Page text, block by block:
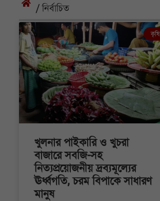
/ নির্বাচিত
কৃষি
খুলনার পাইকারি ও খুচরা
বাজারে সবজি-সহ
নিত্যপ্রয়োজনীয় দ্রব্যমূল্যের
ঊর্ধ্বগতি, চরম বিপাকে সাধারণ
মানুষ